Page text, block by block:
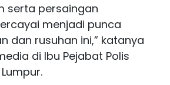
serta persaingan
menjadi punca
dan rusuhan ini,” katanya
di Ibu Pejabat Polis